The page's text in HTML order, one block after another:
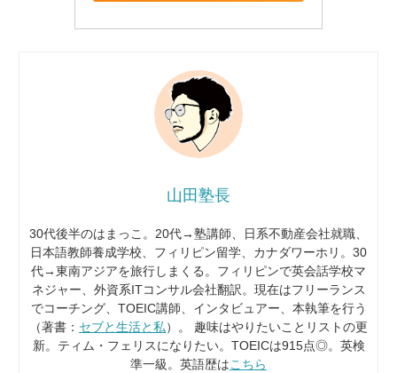
山田塾長
30代後半のはまっこ。20代→塾講師、日系不動産会社就職、
日本語教師養成学校、フィリピン留学、カナダワーホリ。30
代→東南アジアを旅行しまくる。フィリピンで英会話学校マ
ネジャー、外資系ITコンサル会社翻訳。現在はフリーランス
でコーチング、TOEIC講師、インタビュアー、本執筆を行う
（著書： セブと生活と私）。 趣味はやりたいことリストの更
新。ティム・フェリスになりたい。TOEICは915点◎。英検
準一級。英語歴はこちら